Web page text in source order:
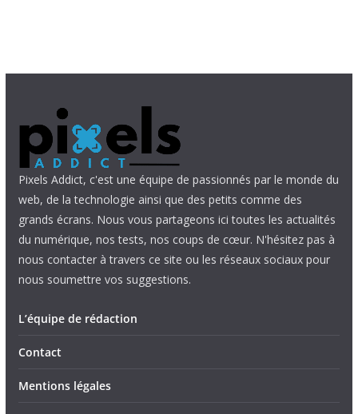
Pixels Addict, c'est une équipe de passionnés par le monde du
web, de la technologie ainsi que des petits comme des
grands écrans. Nous vous partageons ici toutes les actualités
du numérique, nos tests, nos coups de cœur. N'hésitez pas à
nous contacter à travers ce site ou les réseaux sociaux pour
nous soumettre vos suggestions.
L’équipe de rédaction
Contact
Mentions légales